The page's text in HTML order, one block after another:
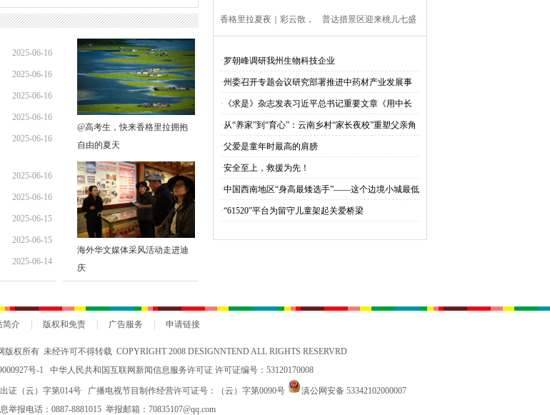
2025-06-16
2025-06-16
2025-06-16
2025-06-16
2025-06-16
2025-06-16
2025-06-16
2025-06-15
2025-06-15
2025-06-14
@高考生，快来香格里拉拥抱
自由的夏天
海外华文媒体采风活动走进迪
庆
香格里拉夏夜｜彩云散， 普达措景区迎来桃儿七盛
·罗朝峰调研我州生物科技企业
·州委召开专题会议研究部署推进中药材产业发展事
宜
· 《求是》杂志发表习近平总书记重要文章《用中长
期规划指导经济社会发展是我们党治国理政的一种重
要方式》
·从“养家”到“育心”：云南乡村“家长夜校”重塑父亲角
色
·父爱是童年时最高的肩膀
·安全至上，救援为先！
·中国西南地区“身高最矮选手”——这个边境小城最低
海拔只有76.4米！
·“61520”平台为留守儿童架起关爱桥梁